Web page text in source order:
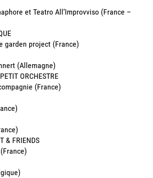
et Teatro All’Improvviso (France –
garden project (France)
(Allemagne)
ORCHESTRE
(France)
& FRIENDS